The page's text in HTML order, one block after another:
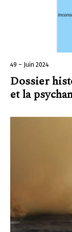
49 – Juin 2024
Dossier
et la